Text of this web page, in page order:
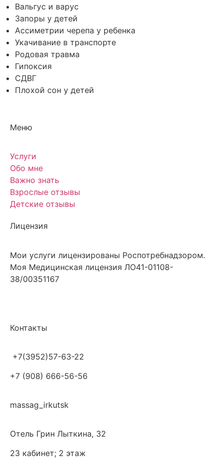
Вальгус и варус
Запоры у детей
Ассиметрии черепа у ребенка
Укачивание в транспорте
Родовая травма
Гипоксия
СДВГ
Плохой сон у детей
Меню
Услуги
Обо мне
Важно знать
Взрослые отзывы
Детские отзывы
Лицензия
Мои услуги лицензированы Роспотребнадзором.
Моя Медицинская лицензия ЛО41-01108-
38/00351167
Контакты
+7(3952)57-63-22
+7 (908) 666-56-56
massag_irkutsk
Отель Грин ​ Лыткина, 32
​23 кабинет; 2 этаж